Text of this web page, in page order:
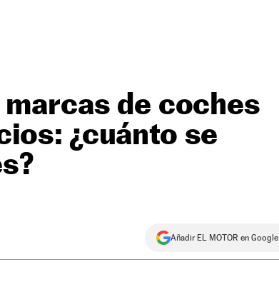
de coches
¿cuánto se
Añadir EL MOTOR en Google